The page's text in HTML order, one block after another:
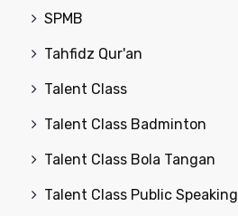
SPMB
Tahfidz Qur'an
Talent Class
Talent Class Badminton
Talent Class Bola Tangan
Talent Class Public Speaking